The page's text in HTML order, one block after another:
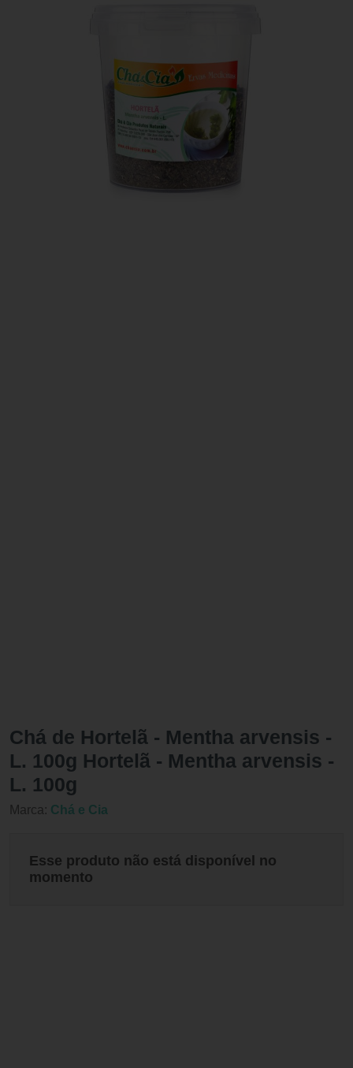
Chá de Hortelã - Mentha arvensis -
L. 100g Hortelã - Mentha arvensis -
L. 100g
Marca: Chá e Cia
Esse produto não está disponível no
momento